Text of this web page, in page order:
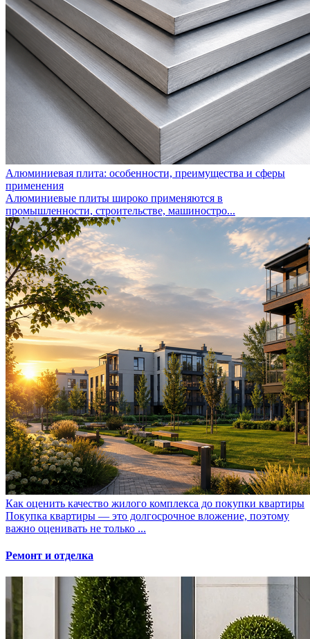
Алюминиевая плита: особенности, преимущества и сферы
применения
Алюминиевые плиты широко применяются в
промышленности, строительстве, машиностро...
Как оценить качество жилого комплекса до покупки квартиры
Покупка квартиры — это долгосрочное вложение, поэтому
важно оценивать не только ...
Ремонт и отделка